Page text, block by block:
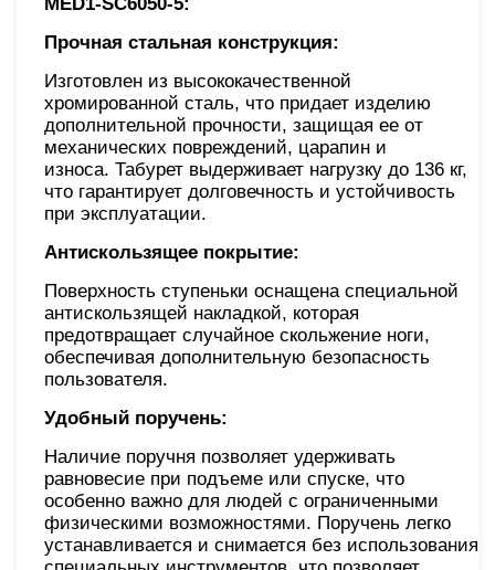
Прочная стальная конструкция:
Изготовлен из высококачественной
хромированной сталь, что придает изделию
дополнительной прочности, защищая ее от
механических повреждений, царапин и
износа. Табурет выдерживает нагрузку до 136 кг,
что гарантирует долговечность и устойчивость
при эксплуатации.
Антискользящее покрытие:
Поверхность ступеньки оснащена специальной
антискользящей накладкой, которая
предотвращает случайное скольжение ноги,
обеспечивая дополнительную безопасность
пользователя.
Удобный поручень:
Наличие поручня позволяет удерживать
равновесие при подъеме или спуске, что
особенно важно для людей с ограниченными
физическими возможностями. Поручень легко
устанавливается и снимается без использования